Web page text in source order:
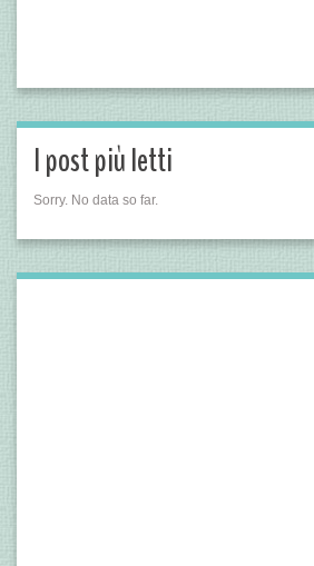
I post più letti
Sorry. No data so far.